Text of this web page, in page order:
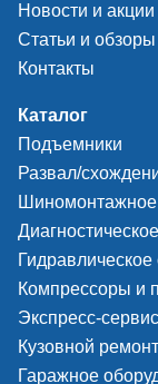
Новости и акции
Статьи и обзоры
Контакты
Каталог
Подъемники
Развал/
Компрессоры и
Экспресс-
Кузовной ремонт
Гаражное